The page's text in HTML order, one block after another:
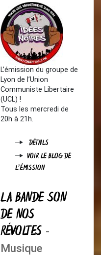
L’émission du groupe de
Lyon de l’Union
Communiste Libertaire
(UCL) !
Tous les mercredi de
20h à 21h.
DÉTAILS
VOIR LE BLOG DE
L'ÉMISSION
LA BANDE SON
DE NOS
RÉVOLTES -
Musique